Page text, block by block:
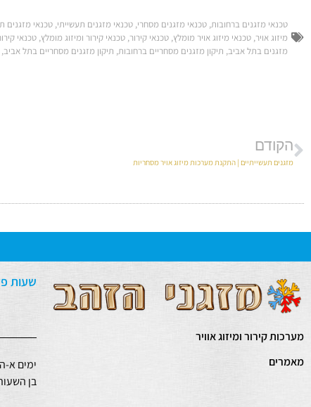
טכנאי מזגנים ברחובות, טכנאי מזגנים מסחרי, טכנאי מזגנים תעשייתי, טכנאי מזגנים
מיזוג אויר, טכנאי מיזוג אויר מומלץ, טכנאי קירור, טכנאי קירור ומיזוג מומלץ, טכנאי
מזגנים בתל אביב, תיקון מזגנים מסחריים ברחובות, תיקון מזגנים מסחריים בתל אביב,
הקודם
מזגנים תעשייתיים | התקנת מערכות מיזוג אויר מסחריות
מערכות קירור ומיזוג אוויר
מאמרים
שעות
ימים א-
בן השעות: 7:00 –